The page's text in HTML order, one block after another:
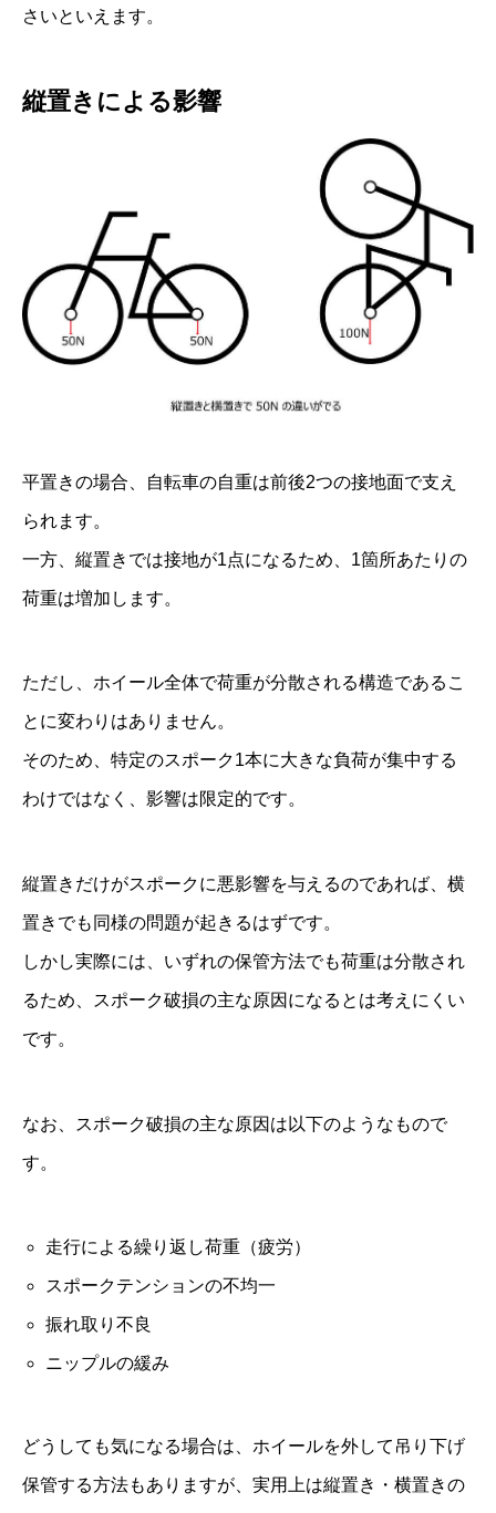
さいといえます。
縦置きによる影響
平置きの場合、自転車の自重は前後2つの接地面で支え
られます。
一方、縦置きでは接地が1点になるため、1箇所あたりの
荷重は増加します。
ただし、ホイール全体で荷重が分散される構造であるこ
とに変わりはありません。
そのため、特定のスポーク1本に大きな負荷が集中する
わけではなく、影響は限定的です。
縦置きだけがスポークに悪影響を与えるのであれば、横
置きでも同様の問題が起きるはずです。
しかし実際には、いずれの保管方法でも荷重は分散され
るため、スポーク破損の主な原因になるとは考えにくい
です。
なお、スポーク破損の主な原因は以下のようなもので
す。
走行による繰り返し荷重（疲労）
スポークテンションの不均一
振れ取り不良
ニップルの緩み
どうしても気になる場合は、ホイールを外して吊り下げ
保管する方法もありますが、実用上は縦置き・横置きの